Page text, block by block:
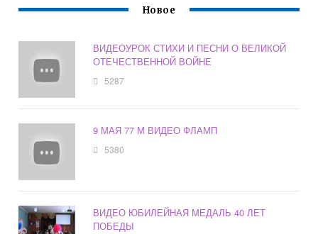
Новое
ВИДЕОУРОК СТИХИ И ПЕСНИ О ВЕЛИКОЙ
ОТЕЧЕСТВЕННОЙ ВОЙНЕ
5287
9 МАЯ 77 М ВИДЕО ФЛАМП
5380
ВИДЕО ЮБИЛЕЙНАЯ МЕДАЛЬ 40 ЛЕТ
ПОБЕДЫ